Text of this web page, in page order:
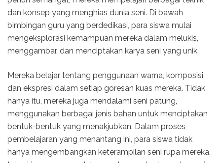
dan konsep yang menghias dunia seni. Di bawah
bimbingan guru yang berdedikasi, para siswa mulai
mengeksplorasi kemampuan mereka dalam melukis,
menggambar, dan menciptakan karya seni yang unik.
Mereka belajar tentang penggunaan warna, komposisi,
dan ekspresi dalam setiap goresan kuas mereka. Tidak
hanya itu, mereka juga mendalami seni patung,
menggunakan berbagai jenis bahan untuk menciptakan
bentuk-bentuk yang menakjubkan. Dalam proses
pembelajaran yang menantang ini, para siswa tidak
hanya mengembangkan keterampilan seni rupa mereka,